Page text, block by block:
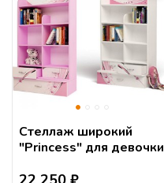
Стеллаж широкий
"Princess" для девочки